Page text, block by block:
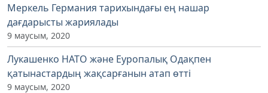
Меркель Германия тарихындағы ең нашар
дағдарысты жариялады
9 маусым, 2020
Лукашенко НАТО және Еуропалық Одақпен
қатынастардың жақсарғанын атап өтті
9 маусым, 2020